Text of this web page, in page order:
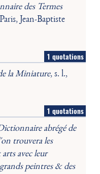
des Termes
Jean-Baptiste
1 quotations
la Miniature, s. l.,
1 quotations
abrégé de
trouvera les
avec leur
peintres & des